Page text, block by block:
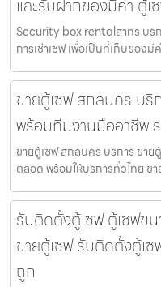
และรับฝากของมีค่า ตู้เ
Security box rentalสาทร บริ
การเช่าเซฟ เพื่อเป็นที่เก็บของ
ขายตู้เซฟ สกลนคร บริ
พร้อมทีมงานมืออาชีพ
ขายตู้เซฟ สกลนคร บริการ ขา
ตลอด พร้อมให้บริการทั่วไทย ข
รับติดตั้งตู้เซฟ ตู้เซฟขน
ขายตู้เซฟ รับติดตั้งตู้เ
ถูก